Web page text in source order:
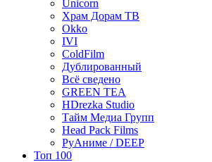
Unicorn
Храм Дорам ТВ
Okko
IVI
ColdFilm
Дублированный
Всё сведено
GREEN TEA
HDrezka Studio
Тайм Медиа Групп
Head Pack Films
РуАниме / DEEP
Топ 100